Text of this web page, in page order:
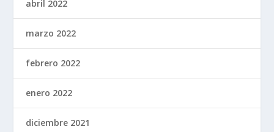
abril 2022
marzo 2022
febrero 2022
enero 2022
diciembre 2021